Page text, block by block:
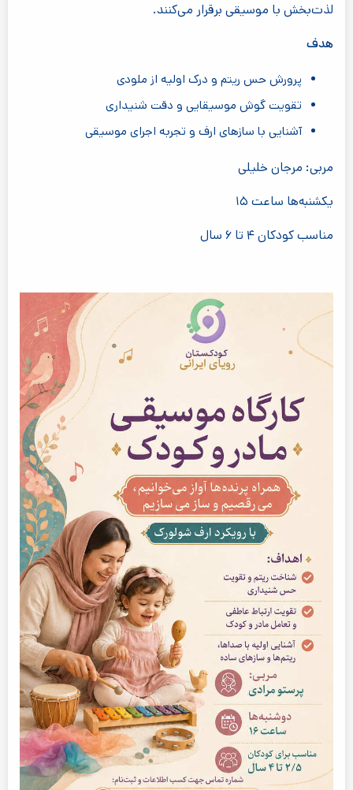
لذت‌بخش با موسیقی برقرار می‌کنند.
هدف
پرورش حس ریتم و درک اولیه از ملودی
تقویت گوش موسیقایی و دقت شنیداری
آشنایی با سازهای ارف و تجربه اجرای موسیقی
مربی: مرجان خلیلی
یکشنبه‌ها ساعت ۱۵
مناسب کودکان ۴ تا ۶ سال